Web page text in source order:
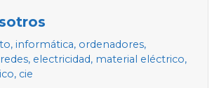
informática, ordenadores,
electricidad, material eléctrico,
cie